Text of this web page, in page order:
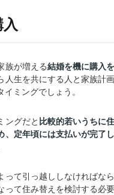
族が増える結婚を機に購入
人生を共にする人と家族計
ミングでしょう。
ングだと 比較的若いうちに
、定年頃には支払いが完了
って引っ越ししなければな
って住み替えを検討する必